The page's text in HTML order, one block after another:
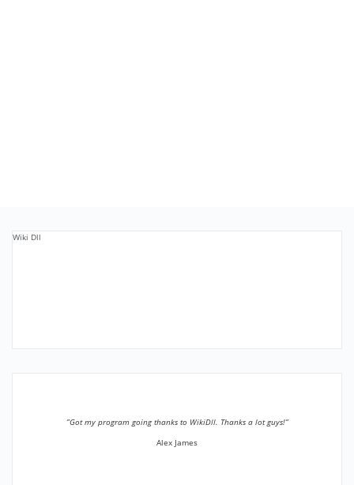
Wiki Dll
”Got my program going thanks to WikiDll. Thanks a lot guys!”
Alex James